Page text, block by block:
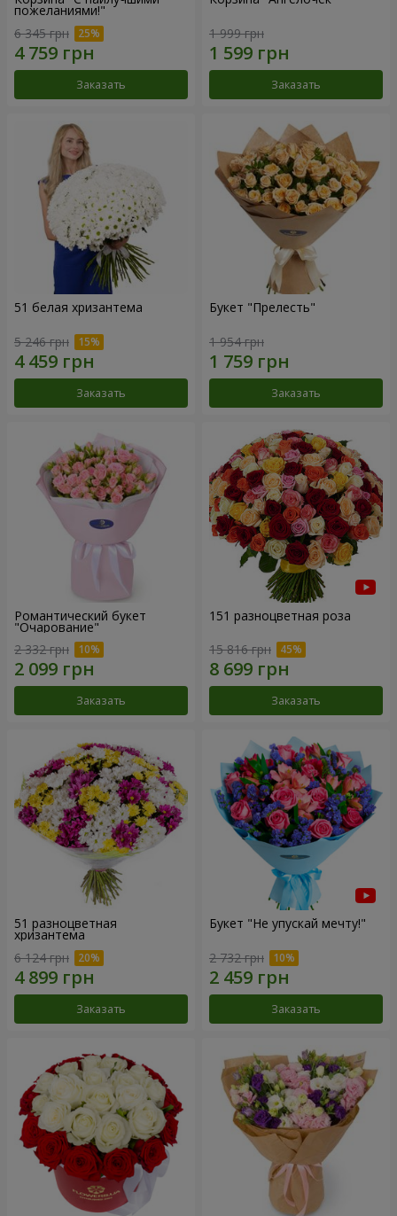
пожеланиями!"
6 345 грн
Заказать
1 999 грн
Заказать
51 белая хризантема
5 246 грн
Заказать
Букет "Прелесть"
1 954 грн
Заказать
Романтический букет
"Очарование"
2 332 грн
Заказать
151 разноцветная роза
15 816 грн
Заказать
51 разноцветная
хризантема
6 124 грн
Заказать
Букет "Не упускай мечту!"
2 732 грн
Заказать